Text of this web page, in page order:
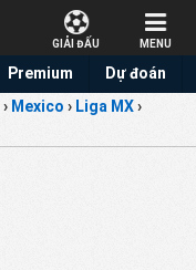
GIẢI ĐẤU MENU
Premium
Dự đoán
› Mexico › Liga MX›